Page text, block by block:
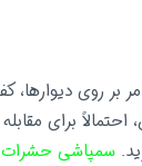
بر روی
برای
سمپاشی حشرات